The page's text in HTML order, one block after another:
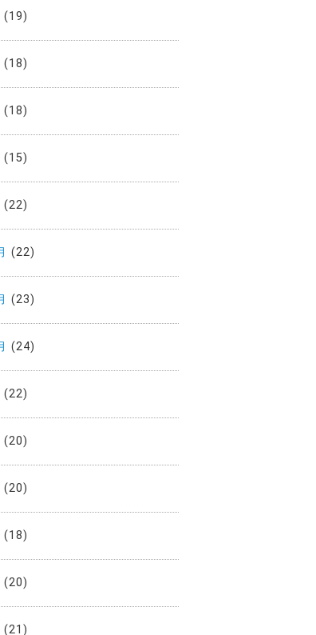
(19)
(18)
(18)
(15)
(22)
(22)
(23)
(24)
(22)
(20)
(20)
(18)
(20)
(21)